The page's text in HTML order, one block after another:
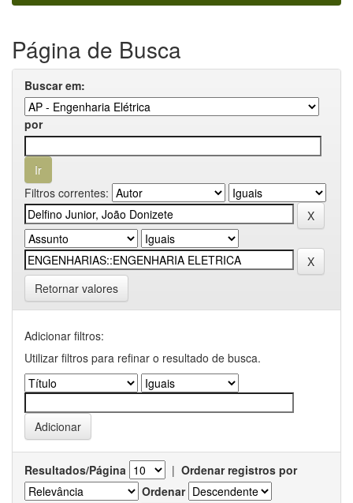
Página de Busca
Buscar em:
por
Filtros correntes:
Retornar valores
Adicionar filtros:
Utilizar filtros para refinar o resultado de busca.
Resultados/Página | Ordenar registros por
Ordenar